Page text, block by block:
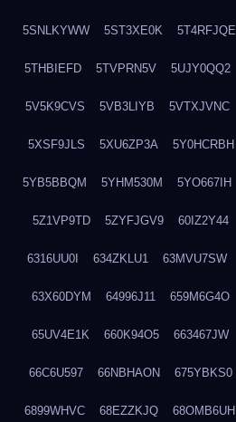
5SNLKYWW 5ST3XE0K 5T4RFJQE
5THBIEFD 5TVPRN5V 5UJY0QQ2
5V5K9CVS 5VB3LIYB 5VTXJVNC
5XSF9JLS 5XU6ZP3A 5Y0HCRBH
5YB5BBQM 5YHM530M 5YO667IH
5Z1VP9TD 5ZYFJGV9 60IZ2Y44
6316UU0I 634ZKLU1 63MVU7SW
63X60DYM 64996J11 659M6G4O
65UV4E1K 660K94O5 663467JW
66C6U597 66NBHAON 675YBKS0
6899WHVC 68EZZKJQ 68OMB6UH